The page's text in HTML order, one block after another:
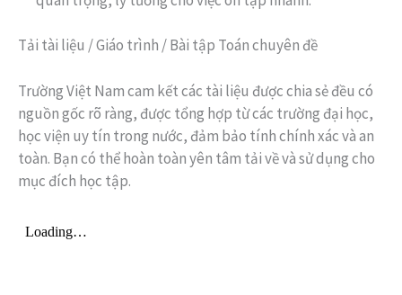
Tải tài liệu / Giáo trình / Bài tập Toán chuyên đề
Trường Việt Nam cam kết các tài liệu được chia sẻ đều có
nguồn gốc rõ ràng, được tổng hợp từ các trường đại học,
học viện uy tín trong nước, đảm bảo tính chính xác và an
toàn. Bạn có thể hoàn toàn yên tâm tải về và sử dụng cho
mục đích học tập.